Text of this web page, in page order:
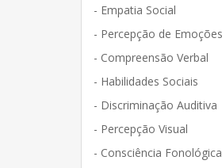
- Empatia Social
- Percepção de Emoções
- Compreensão Verbal
- Habilidades Sociais
- Discriminação Auditiva
- Percepção Visual
- Consciência